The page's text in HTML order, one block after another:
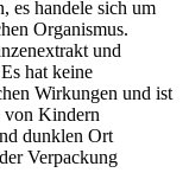
es handele sich um
Organismus.
und
hat keine
Wirkungen und ist
von Kindern
dunklen Ort
Verpackung